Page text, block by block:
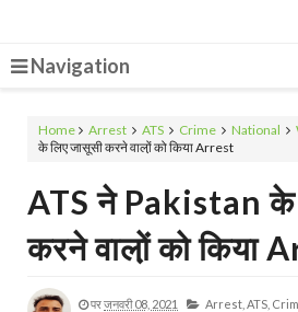
Navigation
Home Arrest ATS Crime National
के लिए जासूसी करने वालो़ं को किया Arrest
ATS ने Pakistan के
करने वालो़ं को किया
परजनवरी 08, 2021 Arrest, ATS,